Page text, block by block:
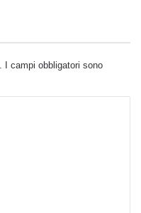
I campi obbligatori sono